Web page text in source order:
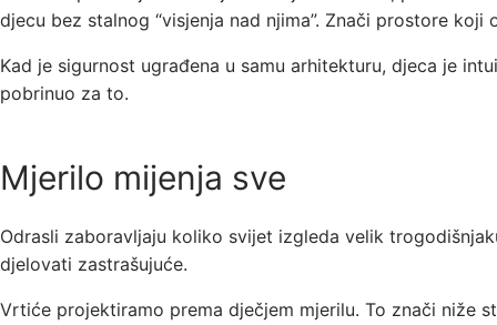
djecu bez stalnog “visjenja nad njima”. Znači prostore
Kad je sigurnost ugrađena u samu arhitekturu, djeca je
pobrinuo za to.
Mjerilo mijenja sve
Odrasli zaboravljaju koliko svijet izgleda velik
djelovati zastrašujuće.
Vrtiće projektiramo prema dječjem mjerilu. To znači niže